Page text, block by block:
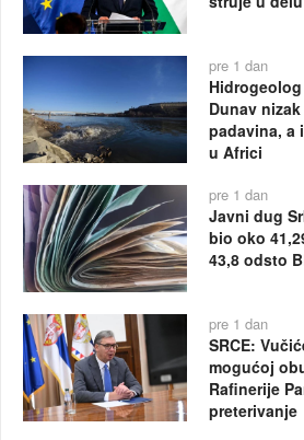
pre 1 dan
Dunav
padavina, a
u Africi
pre 1 dan
Javni dug
bio oko
43,8 odsto
pre 1 dan
SRCE:
mogućoj
Rafinerije
preterivanje